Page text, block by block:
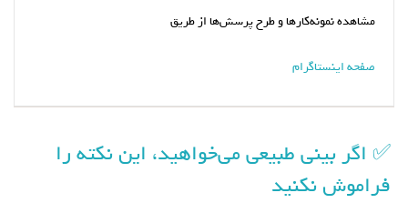
مشاهده نمونه‌کارها و طرح پرسش‌ها از طریق
صفحه اینستاگرام
✅ اگر بینی طبیعی می‌خواهید، این نکته را
فراموش نکنید